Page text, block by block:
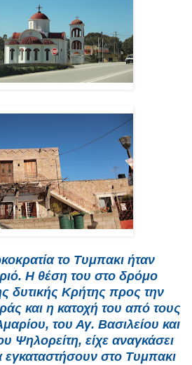
το Τυμπακι ήταν
Η θέση του στο δρόμο
δυτικής Κρήτης προς την
και η κατοχή του από τους
του Αγ. Βασιλείου και
Ψηλορείτη, είχε αναγκάσει
στο Τυμπακι